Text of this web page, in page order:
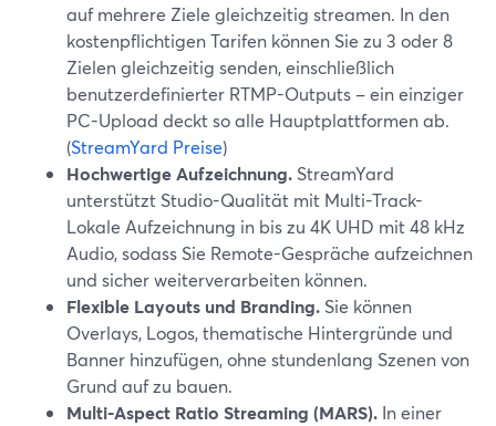
auf mehrere Ziele gleichzeitig streamen. In den
kostenpflichtigen Tarifen können Sie zu 3 oder 8
Zielen gleichzeitig senden, einschließlich
benutzerdefinierter RTMP-Outputs – ein einziger
PC-Upload deckt so alle Hauptplattformen ab.
(StreamYard Preise)
Hochwertige Aufzeichnung. StreamYard
unterstützt Studio-Qualität mit Multi-Track-
Lokale Aufzeichnung in bis zu 4K UHD mit 48 kHz
Audio, sodass Sie Remote-Gespräche aufzeichnen
und sicher weiterverarbeiten können.
Flexible Layouts und Branding. Sie können
Overlays, Logos, thematische Hintergründe und
Banner hinzufügen, ohne stundenlang Szenen von
Grund auf zu bauen.
Multi‑Aspect Ratio Streaming (MARS). In einer